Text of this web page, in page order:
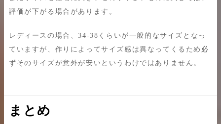
評価が下がる場合があります。
レディースの場合、34-38くらいが一般的なサイズとなっ
ていますが、作りによってサイズ感は異なってくるため必
ずそのサイズが意外が安いというわけではありません。
まとめ